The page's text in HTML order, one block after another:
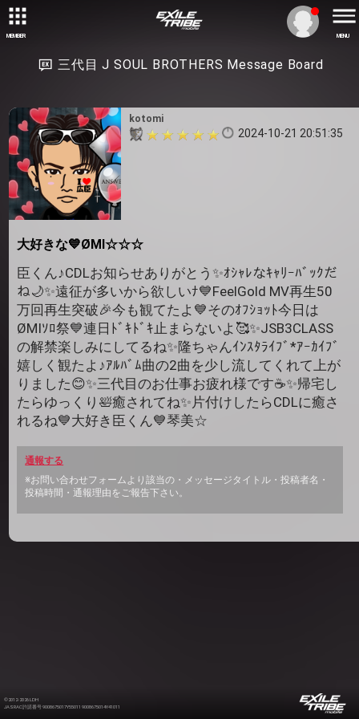
MEMBER MENU
三代目 J SOUL BROTHERS Message Board
kotomi
2024-10-21 20:51:35
大好きな💙ØMI☆☆☆
臣くん♪CDLお知らせありがとう✨ｵｼｬﾚなｷｬﾘｰﾊﾞｯｸだ
ね🌙✨遠征が多いから欲しいﾅ💙FeelGold MV再生50
万回再生突破🎉今も観てたよ💙そのｵﾌｼｮｯﾄ今日は
ØMIｿﾛ祭💙連日ﾄﾞｷﾄﾞｷ止まらないよ🥰✨JSB3CLASS
の解禁楽しみにしてるね✨隆ちゃんｲﾝｽﾀﾗｲﾌﾞ*ｱｰｶｲﾌﾞ
嬉しく観たよ♪ｱﾙﾊﾞﾑ曲の2曲を少し流してくれて上が
りました😊✨三代目のお仕事お疲れ様です☕️✨帰宅し
たらゆっくり🛀癒されてね✨片付けしたらCDLに癒さ
れるね💙大好き臣くん💙琴美☆
通報する
※お問い合わせフォームより該当の・メッセージタイトル・投稿者名・
投稿時間・通報理由をご報告下さい。
©2012-2026 LDH
JASRAC許諾番号 9008675017Y55011 9008675014Y41011